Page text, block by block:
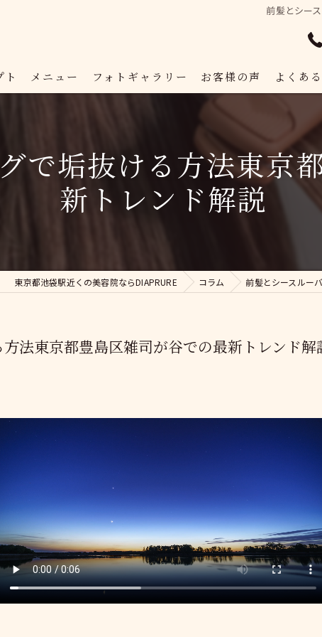
前髪とシー
ト メニュー フォトギャラリー お客様の声 よくあ
で垢抜ける方法東京
新トレンド解説
東京都池袋駅近くの美容院ならDIAPRURE コラム 前髪とシースルー
法東京都豊島区雑司が谷での最新トレンド解